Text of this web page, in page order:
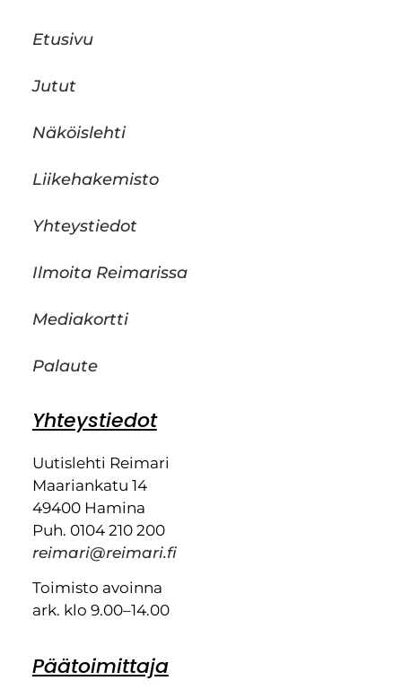
Etusivu
Jutut
Näköislehti
Liikehakemisto
Yhteystiedot
Ilmoita Reimarissa
Mediakortti
Palaute
Yhteystiedot
Uutislehti Reimari
Maariankatu 14
49400 Hamina
Puh. 0104 210 200
reimari@reimari.fi
Toimisto avoinna
ark. klo 9.00–14.00
Päätoimittaja